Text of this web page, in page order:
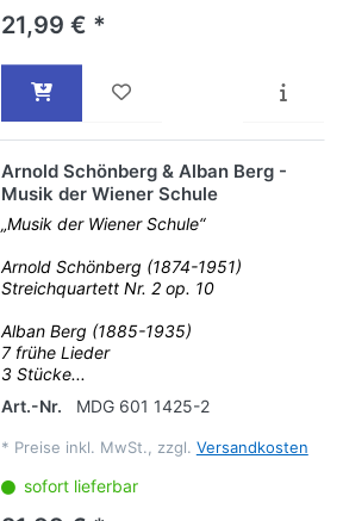
21,99 € *
Arnold Schönberg & Alban Berg -
Musik der Wiener Schule
„Musik der Wiener Schule“
Arnold Schönberg (1874-1951)
Streichquartett Nr. 2 op. 10
Alban Berg (1885-1935)
7 frühe Lieder
3 Stücke...
Art.-Nr.
MDG 601 1425-2
* Preise inkl. MwSt., zzgl. Versandkosten
sofort lieferbar